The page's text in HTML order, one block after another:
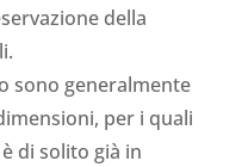
della
sono generalmente
per i quali
di solito già in